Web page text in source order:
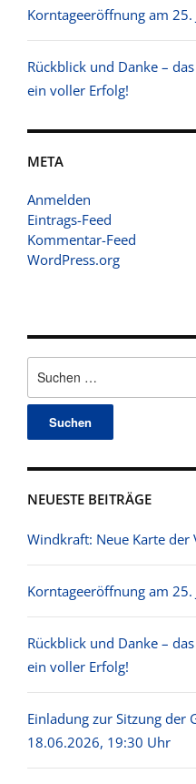
nach:
NEUESTE BEITRÄGE
Windkraft: Neue Karte der
Korntageeröffnung am 25.
Rückblick und Danke –
ein voller Erfolg!
Einladung zur Sitzung der
18.06.2026, 19:30 Uhr
Korntageeröffnung am 25.
Rückblick und Danke –
ein voller Erfolg!
META
Anmelden
Eintrags-Feed
Kommentar-Feed
WordPress.org